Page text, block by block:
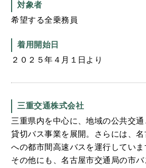
対象者
希望する全乗務員
着用開始日
２０２５年４月１日より
三重交通株式会社
三重県内を中心に、地域の公共交
貸切バス事業を展開。さらには、
への都市間高速バスを運行していま
その他にも、名古屋市交通局の市